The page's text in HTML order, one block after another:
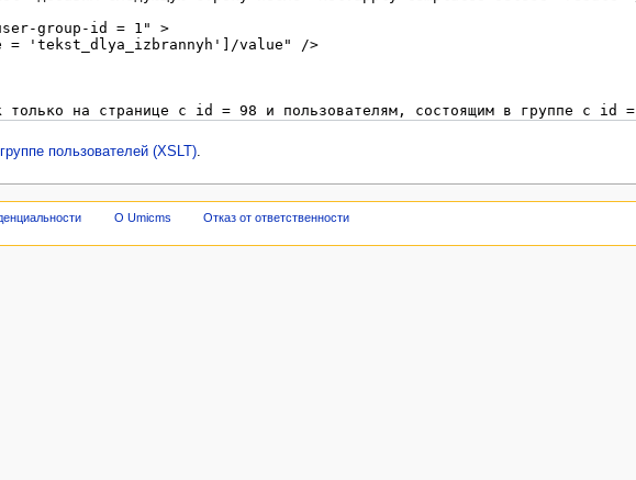
пользователей (XSLT).
О Umicms Отказ от ответственности